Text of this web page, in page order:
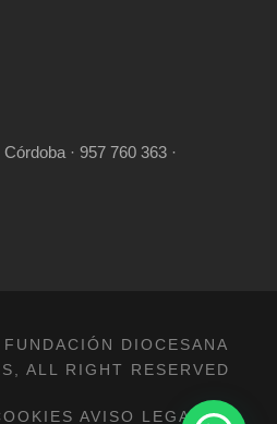
· 957 760 363 ·
DIOCESANA
ALL RIGHT RESERVED
AVISO LEGAL